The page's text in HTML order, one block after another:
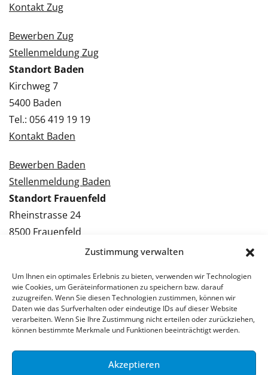
Zustimmung verwalten
Um Ihnen ein optimales Erlebnis zu bieten, verwenden wir Technologien
wie Cookies, um Geräteinformationen zu speichern bzw. darauf
zuzugreifen. Wenn Sie diesen Technologien zustimmen, können wir
Daten wie das Surfverhalten oder eindeutige IDs auf dieser Website
verarbeiten. Wenn Sie Ihre Zustimmung nicht erteilen oder zurückziehen,
können bestimmte Merkmale und Funktionen beeinträchtigt werden.
Akzeptieren
Kontakt Zug
Bewerben Zug
Stellenmeldung Zug
Standort Baden
Kirchweg 7
5400 Baden
Tel.: 056 419 19 19
Kontakt Baden
Bewerben Baden
Stellenmeldung Baden
Standort Frauenfeld
Rheinstrasse 24
8500 Frauenfeld
Tel.: 052 224 09 09
Bewerben Frauenfeld
Stellenmeldung Frauenfeld
© 2026 Stellenpartner AG